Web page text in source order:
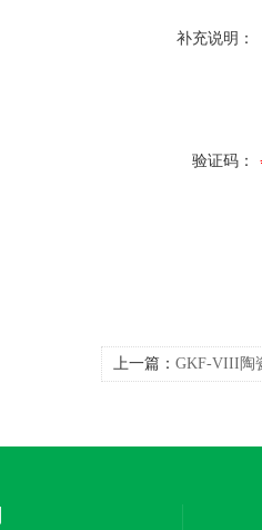
补充说明：
验证码：
上一篇： GKF-VIII陶